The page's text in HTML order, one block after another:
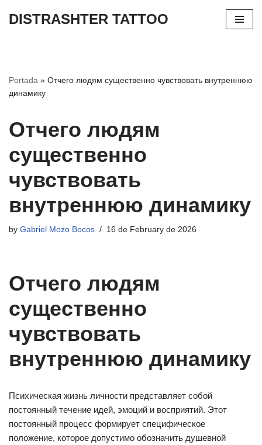
DISTRASHTER TATTOO
Portada » Отчего людям существенно чувствовать внутреннюю
динамику
Отчего людям
существенно
чувствовать
внутреннюю динамику
by Gabriel Mozo Bocos 16 de February de 2026
Отчего людям
существенно
чувствовать
внутреннюю динамику
Психическая жизнь личности представляет собой
постоянный течение идей, эмоций и восприятий. Этот
постоянный процесс формирует специфическое
положение, которое допустимо обозначить душевной